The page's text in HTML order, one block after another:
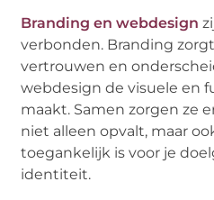
Branding en webdesign
verbonden. Branding
vertrouwen en
webdesign de visuele en
maakt. Samen zorgen ze
niet alleen opvalt, maar
toegankelijk is voor je
identiteit.